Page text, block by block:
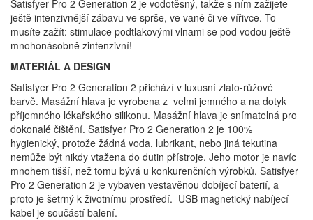
Satisfyer Pro 2 Generation 2 je vodotěsný, takže s ním zažijete
ještě intenzivnější zábavu ve sprše, ve vaně či ve vířivce. To
musíte zažít: stimulace podtlakovými vlnami se pod vodou ještě
mnohonásobně zintenzivní!
MATERIÁL A DESIGN
Satisfyer Pro 2 Generation 2 přichází v luxusní zlato-růžové
barvě. Masážní hlava je vyrobena z velmi jemného a na dotyk
příjemného lékařského silikonu. Masážní hlava je snímatelná pro
dokonalé čištění. Satisfyer Pro 2 Generation 2 je 100%
hygienický, protože žádná voda, lubrikant, nebo jiná tekutina
nemůže být nikdy vtažena do dutin přístroje. Jeho motor je navíc
mnohem tišší, než tomu bývá u konkurenčních výrobků. Satisfyer
Pro 2 Generation 2 je vybaven vestavěnou dobíjecí baterií, a
proto je šetrný k životnímu prostředí. USB magnetický nabíjecí
kabel je součástí balení.